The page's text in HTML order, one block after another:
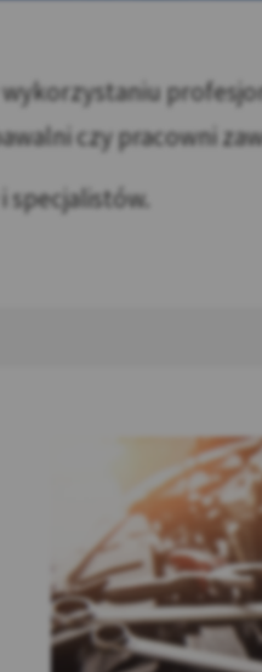
czy pracowni
specjalistów.